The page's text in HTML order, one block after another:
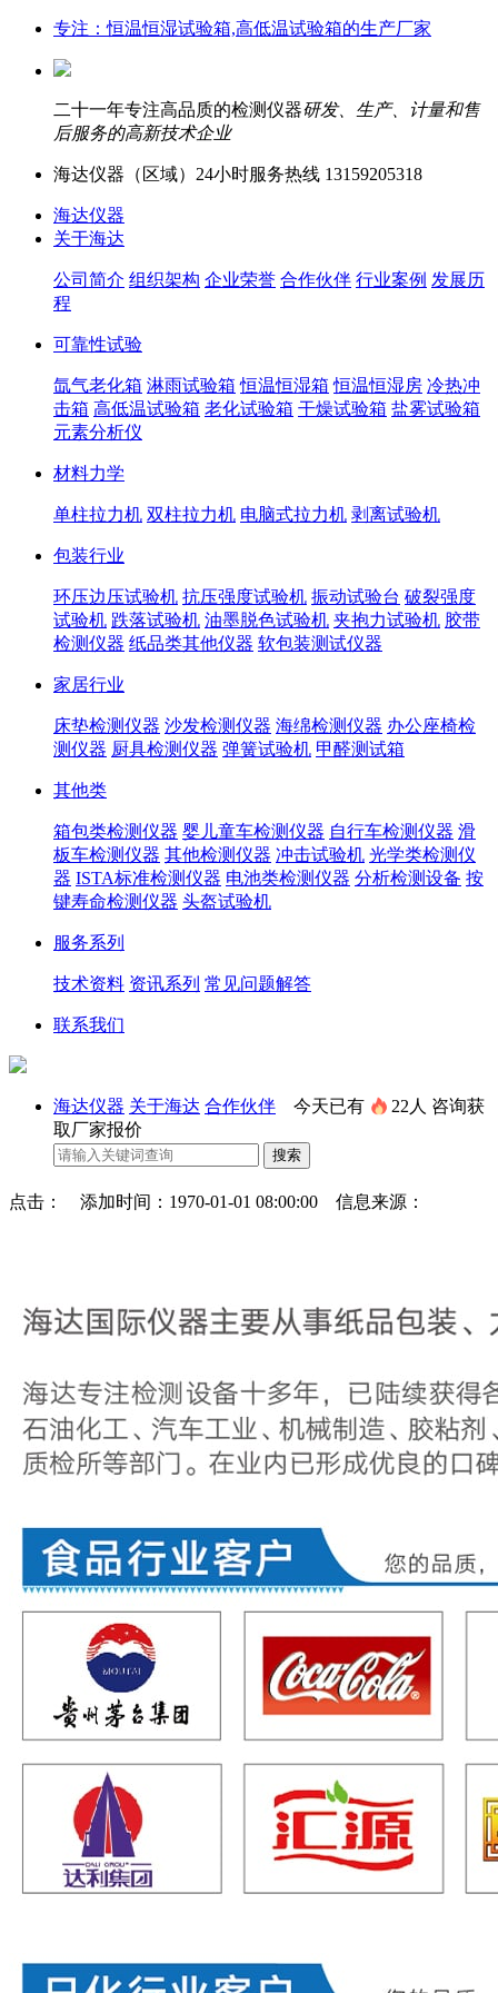
专注：恒温恒湿试验箱,高低温试验箱的生产厂家
二十一年专注高品质的检测仪器研发、生产、计量和售
后服务的高新技术企业
海达仪器（ 区域）24小时服务热线 13159205318
海达仪器
关于海达
公司简介 组织架构 企业荣誉 合作伙伴 行业案例 发展历
程
可靠性试验
氙气老化箱 淋雨试验箱 恒温恒湿箱 恒温恒湿房 冷热冲
击箱 高低温试验箱 老化试验箱 干燥试验箱 盐雾试验箱
元素分析仪
材料力学
单柱拉力机 双柱拉力机 电脑式拉力机 剥离试验机
包装行业
环压边压试验机 抗压强度试验机 振动试验台 破裂强度
试验机 跌落试验机 油墨脱色试验机 夹抱力试验机 胶带
检测仪器 纸品类其他仪器 软包装测试仪器
家居行业
床垫检测仪器 沙发检测仪器 海绵检测仪器 办公座椅检
测仪器 厨具检测仪器 弹簧试验机 甲醛测试箱
其他类
箱包类检测仪器 婴儿童车检测仪器 自行车检测仪器 滑
板车检测仪器 其他检测仪器 冲击试验机 光学类检测仪
器 ISTA标准检测仪器 电池类检测仪器 分析检测设备 按
键寿命检测仪器 头盔试验机
服务系列
技术资料 资讯系列 常见问题解答
联系我们
海达仪器 关于海达 合作伙伴 今天已有 22人 咨询获
取厂家报价
点击： 添加时间：1970-01-01 08:00:00 信息来源：